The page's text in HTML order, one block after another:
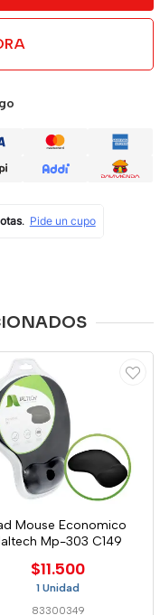
Mouse Economico
Mp-303 C149
$11.500
1 Unidad
83300349